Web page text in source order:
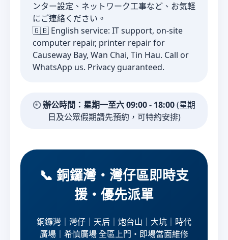
ンター設定、ネットワーク工事など、お気軽
にご連絡ください。
🇬🇧 English service: IT support, on-site
computer repair, printer repair for
Causeway Bay, Wan Chai, Tin Hau. Call or
WhatsApp us. Privacy guaranteed.
🕘辦公時間：星期一至六 09:00 - 18:00(星期
日及公眾假期請先預約，可特約安排)
📞 銅鑼灣・灣仔區即時支
援・優先派單
銅鑼灣｜灣仔｜天后｜炮台山｜大坑｜時代
廣場｜希慎廣場 全區上門・即場當面維修